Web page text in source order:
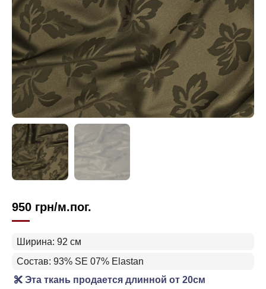
950 грн/м.пог.
Ширина: 92 см
Состав: 93% SE 07% Elastan
Эта ткань продается длинной от 20см